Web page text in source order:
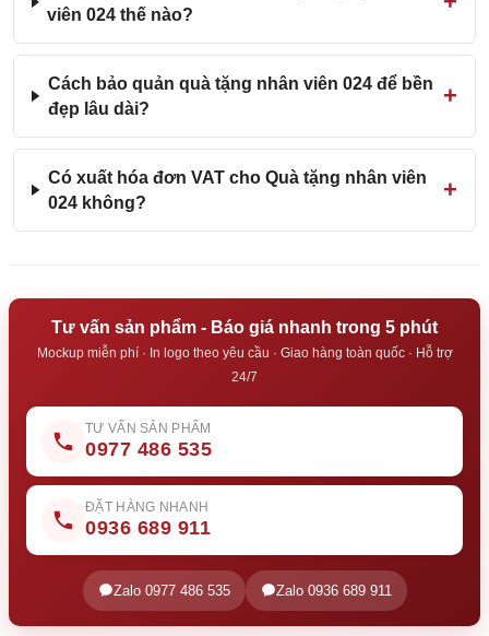
viên 024 thế nào?
Cách bảo quản quà tặng nhân viên 024 để bền
đẹp lâu dài?
Có xuất hóa đơn VAT cho Quà tặng nhân viên
024 không?
Tư vấn sản phẩm - Báo giá nhanh trong 5 phút
Mockup miễn phí · In logo theo yêu cầu · Giao hàng toàn quốc · Hỗ trợ
24/7
TƯ VẤN SẢN PHẨM
0977 486 535
ĐẶT HÀNG NHANH
0936 689 911
Zalo 0977 486 535 Zalo 0936 689 911